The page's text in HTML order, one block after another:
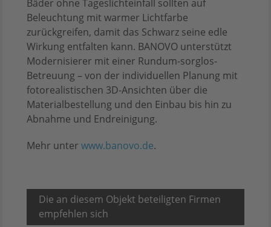
Bäder ohne Tageslichteinfall sollten auf
Beleuchtung mit warmer Lichtfarbe
zurückgreifen, damit das Schwarz seine edle
Wirkung entfalten kann. BANOVO unterstützt
Modernisierer mit einer Rundum-sorglos-
Betreuung – von der individuellen Planung mit
fotorealistischen 3D-Ansichten über die
Materialbestellung und den Einbau bis hin zu
Abnahme und Endreinigung.
Mehr unter www.banovo.de.
Die an diesem Objekt beteiligten Firmen
empfehlen sich